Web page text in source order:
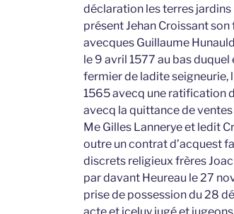
déclaration les terres jardins
présent Jehan Croissant
avecques Guillaume
le 9 avril 1577 au bas
fermier de ladite seigneurie,
1565 avecq une ratification
avecq la quittance de
Me Gilles Lannerye et ledit
outre un contrat d’acquest
discrets religieux frères
par davant Heureau le 27
prise de possession du 28